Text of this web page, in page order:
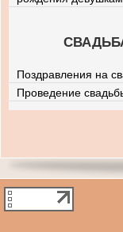
Поздравления на
Проведение